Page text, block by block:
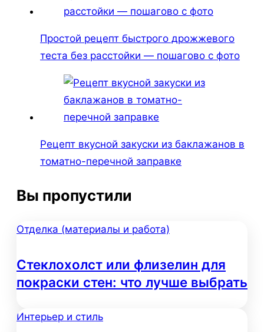
Простой рецепт быстрого дрожжевого
теста без расстойки — пошагово с фото
Рецепт вкусной закуски из баклажанов в
томатно-перечной заправке
Вы пропустили
Отделка (материалы и работа)
Стеклохолст или флизелин для
покраски стен: что лучше выбрать
Интерьер и стиль